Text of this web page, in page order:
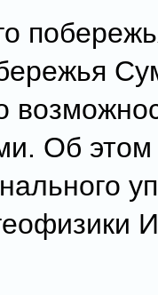
Об